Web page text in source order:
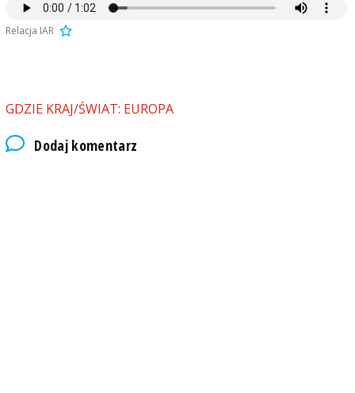
Relacja IAR
GDZIE KRAJ/ŚWIAT: EUROPA
Dodaj komentarz